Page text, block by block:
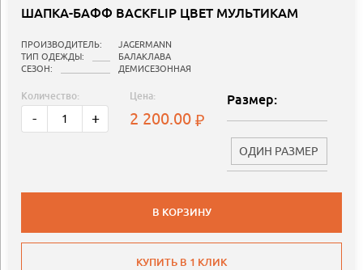
ШАПКА-БАФФ BACKFLIP ЦВЕТ МУЛЬТИКАМ
ПРОИЗВОДИТЕЛЬ:
JAGERMANN
ТИП ОДЕЖДЫ:
БАЛАКЛАВА
СЕЗОН:
ДЕМИСЕЗОННАЯ
Количество:
- +
Цена:
2 200.00
Размер:
ОДИН РАЗМЕР
В КОРЗИНУ
КУПИТЬ В 1 КЛИК